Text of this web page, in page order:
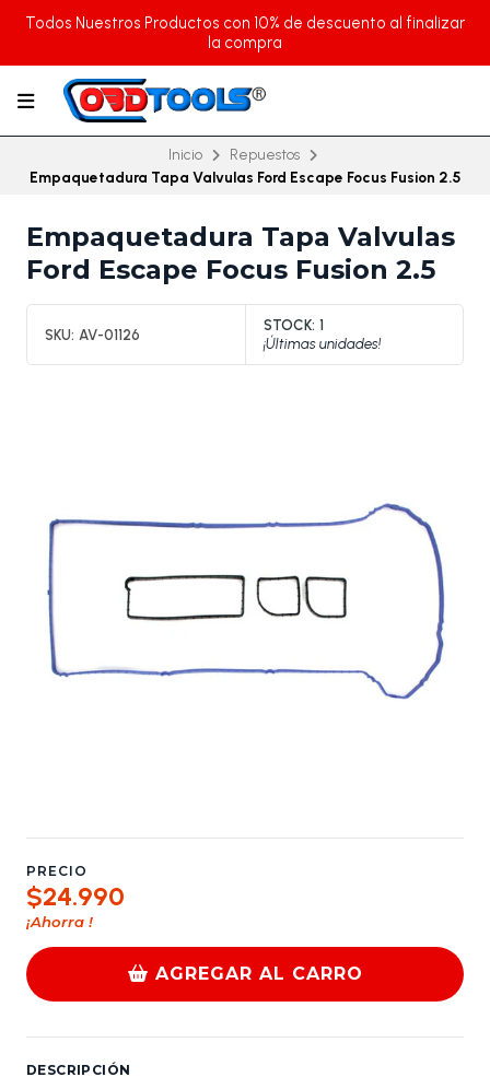
Todos Nuestros Productos con 10% de descuento al finalizar
la compra
Inicio
Repuestos
Empaquetadura Tapa Valvulas Ford Escape Focus Fusion 2.5
Empaquetadura Tapa Valvulas
Ford Escape Focus Fusion 2.5
SKU: AV-01126
STOCK: 1
¡Últimas unidades!
PRECIO
$24.990
¡Ahorra !
AGREGAR AL CARRO
DESCRIPCIÓN